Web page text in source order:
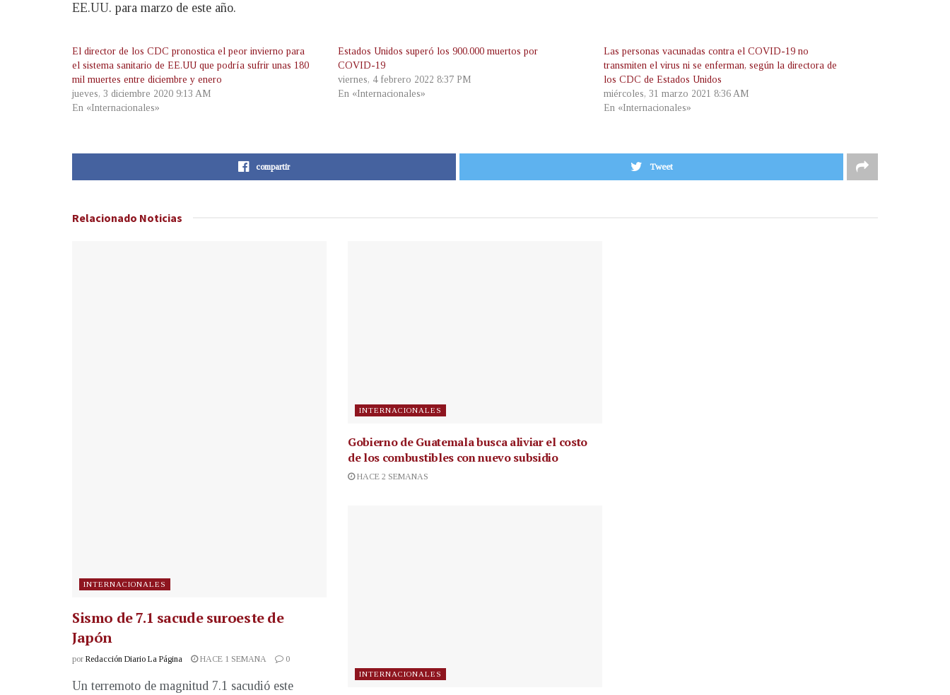
EE.UU. para marzo de este año.
El director de los CDC pronostica el peor invierno para
el sistema sanitario de EE.UU que podría sufrir unas 180
mil muertes entre diciembre y enero
jueves, 3 diciembre 2020 9:13 AM
En «Internacionales»
Estados Unidos superó los 900.000 muertos por
COVID-19
viernes, 4 febrero 2022 8:37 PM
En «Internacionales»
Las personas vacunadas contra el COVID-19 no
transmiten el virus ni se enferman, según la directora de
los CDC de Estados Unidos
miércoles, 31 marzo 2021 8:36 AM
En «Internacionales»
compartir Tweet
Relacionado Noticias
INTERNACIONALES
Sismo de 7.1 sacude suroeste de
Japón
por Redacción Diario La Página HACE 1 SEMANA 0
Un terremoto de magnitud 7.1 sacudió este
INTERNACIONALES
Gobierno de Guatemala busca aliviar el costo
de los combustibles con nuevo subsidio
HACE 2 SEMANAS
INTERNACIONALES